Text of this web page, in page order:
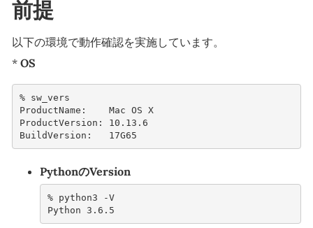
前提
以下の環境で動作確認を実施しています。
* OS
%
ProductName:    Mac OS X
ProductVersion: 10.13.6
BuildVersion:   17G65
PythonのVersion
% python3
-V
Python 3.6.5